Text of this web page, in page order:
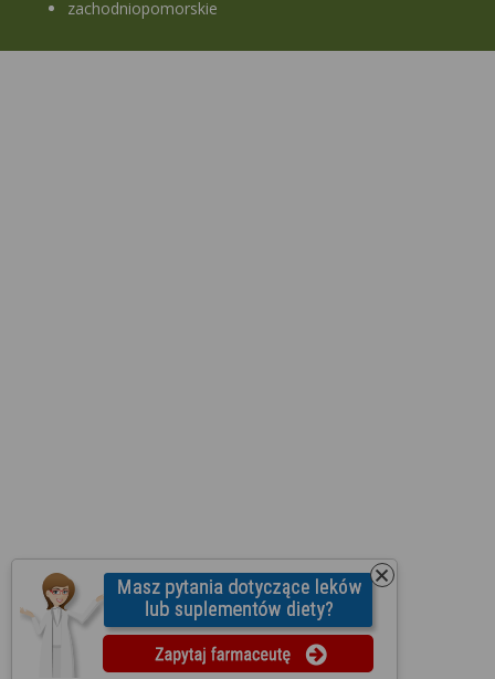
zachodniopomorskie